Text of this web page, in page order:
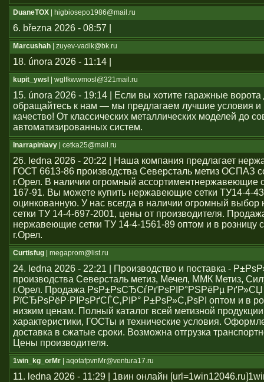
DuaneTOX | higbiosepo1986@mail.ru
6. března 2026 - 08:57 |
Marcushah | zuyev-vadik@bk.ru
18. února 2026 - 11:14 |
kupit_ywsl | wglfkwwmosl@321mail.ru
15. února 2026 - 19:14 | Если вы хотите гаражные
обращайтесь к нам — мы предлагаем лучшие условия и
качество! От классических металлических моделей до
автоматизированных систем.
Inarrapiniavy | cetka25@mail.ru
26. ledna 2026 - 20:22 | Наша компания предлагает
ГОСТ 6613-86 производства Северсталь метиз ОСПАЗ
г.Орел. В наличии огромный ассортиментнержавеющие
167-91. Вы можете купить нержавеющие сетки ТУ14-4-
оцинкованную. У нас всегда в наличии огромный
сетки ТУ 14-4-697-2001, цены от производителя.
нержавеющие сетки ТУ 14-4-1561-89 оптом и в розницу
г.Орел.
Curtisfug | megaprom@list.ru
24. ledna 2026 - 22:21 | Производство и поставка -
производства Северсталь метиз, Мечел, ММК Метиз,
г.Орел. Продажа РѕР±РѕСЂСѓРґРѕРІР°РЅРёРµ РґР»СЏ
РїСЂРѕРёР·РІРѕРґСЃС‚РІР° Р±РѕР»С‚РѕРІ оптом и в
низким ценам. Полный каталог всей метизной
характеристики, ГОСТы и технические условия.
доставка в сжатые сроки. Возможна отгрузка
Цены производителя.
1win_kg_orMr | aqotafpvnMr@ventura17.ru
11. ledna 2026 - 11:29 | 1вин онлайн